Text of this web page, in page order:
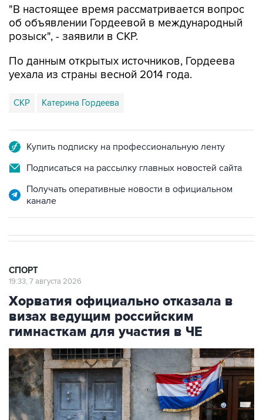
"В настоящее время рассматривается вопрос
об объявлении Гордеевой в международный
розыск", - заявили в СКР.
По данным открытых источников, Гордеева
уехала из страны весной 2014 года.
СКР Катерина Гордеева
Купить подписку на профессиональную ленту
Подписаться на рассылку главных новостей сайта
Получать оперативные новости в официальном
канале
СПОРТ
19:33, 7 августа 2026
Хорватия официально отказала в
визах ведущим российским
гимнасткам для участия в ЧЕ